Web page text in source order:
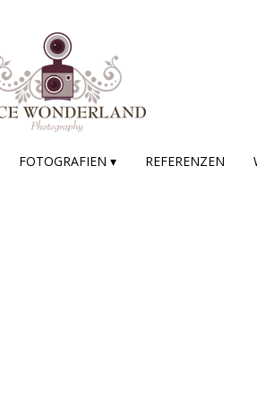
FOTOGRAFIEN ▾ REFERENZEN